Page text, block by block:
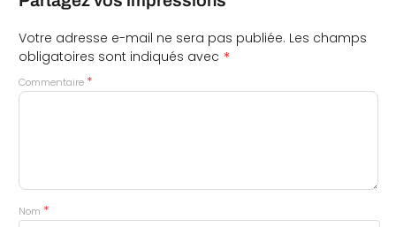
Votre adresse e-mail ne sera pas publiée. Les champs
obligatoires sont indiqués avec *
Commentaire *
Nom *